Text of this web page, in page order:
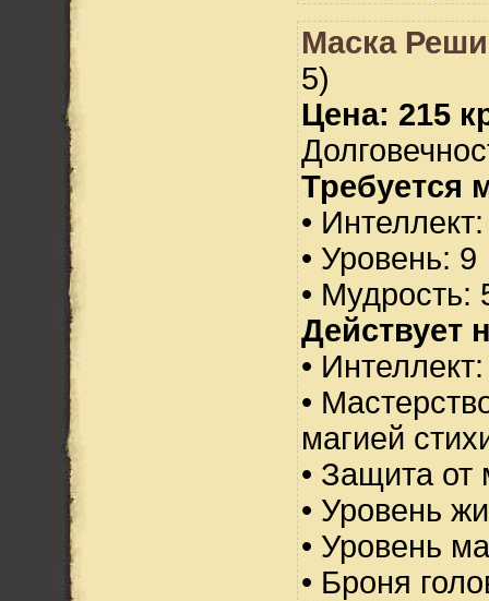
Маска
5)
Цена: 215
Требуется
•
• Уровень: 9
• Мудрость:
Действует
•
•
магией
• Защита от
• Уровень
• Уровень
• Броня